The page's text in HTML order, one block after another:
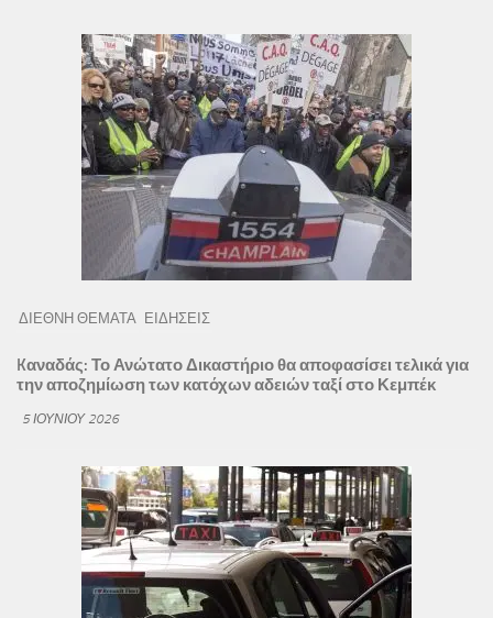
ΔΙΕΘΝΗ ΘΕΜΑΤΑ ΕΙΔΗΣΕΙΣ
Kαναδάς: Το Ανώτατο Δικαστήριο θα αποφασίσει τελικά για
την αποζημίωση των κατόχων αδειών ταξί στο Κεμπέκ
5 ΙΟΥΝΊΟΥ 2026